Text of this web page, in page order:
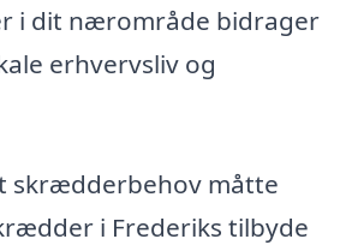
i dit nærområde bidrager
erhvervsliv og
skrædderbehov måtte
i Frederiks tilbyde